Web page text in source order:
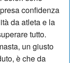
confidenza
da atleta e la
tutto.
un giusto
è che da